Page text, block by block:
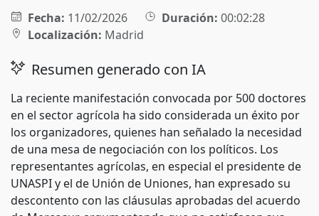
Fecha: 11/02/2026 Duración: 00:02:28
Localización: Madrid
Resumen generado con IA
La reciente manifestación convocada por 500 doctores
en el sector agrícola ha sido considerada un éxito por
los organizadores, quienes han señalado la necesidad
de una mesa de negociación con los políticos. Los
representantes agrícolas, en especial el presidente de
UNASPI y el de Unión de Uniones, han expresado su
descontento con las cláusulas aprobadas del acuerdo